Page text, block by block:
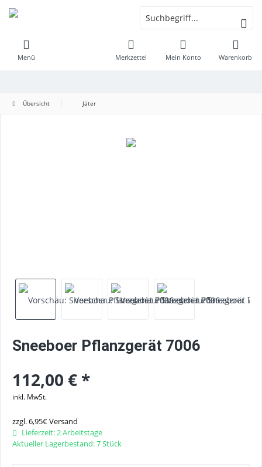
Menü Warenkorb
Merkzettel Mein Konto
Übersicht Jäter
Sneeboer Pflanzgerät 7006
112,00 € *
inkl. MwSt.
zzgl. 6,95€ Versand
Lieferzeit: 2 Arbeitstage
Aktueller Lagerbestand: 7 Stück